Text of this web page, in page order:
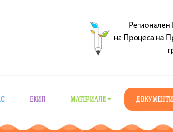
ЕКИП МАТЕРИАЛИ ДОКУМЕНТИ